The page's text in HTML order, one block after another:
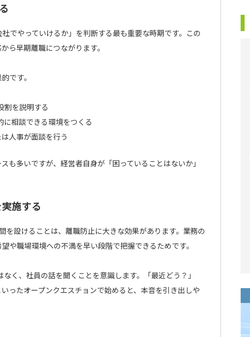
でやっていけるか」を判断する最も重要な時期です。この
ら早期離職につながります。
です。
割を説明する
相談できる環境をつくる
人事が面談を行う
も多いですが、経営者自身が「困っていることはないか」
施する
を設けることは、離職防止に大きな効果があります。業務の
や職場環境への不満を早い段階で把握できるためです。
く、社員の話を聞くことを意識します。「最近どう？」
ったオープンクエスチョンで始めると、本音を引き出しや